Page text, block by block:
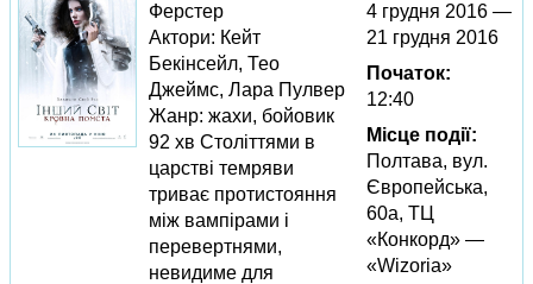
Ферстер
Актори: Кейт
Бекінсейл, Тео
Джеймс, Лара Пулвер
Жанр: жахи, бойовик
92 хв Століттями в
царстві темряви
триває протистояння
між вампірами і
перевертнями,
невидиме для
4 грудня 2016 —
21 грудня 2016
Початок:
12:40
Місце події:
Полтава, вул.
Європейська,
60а, ТЦ
«Конкорд» —
«Wizoria»